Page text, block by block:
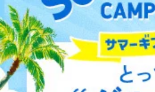
※上記郵送料は国内郵便の場
の郵送の場合は、実費をご負
手数料等の支払方法
費用のお支払方法は、郵送料
申請書類に同封してください
(郵便局にお支払いいただく手
です。また、郵便定額小為
す。) なお、郵送料は郵便定
総合案内
アフィリエイト